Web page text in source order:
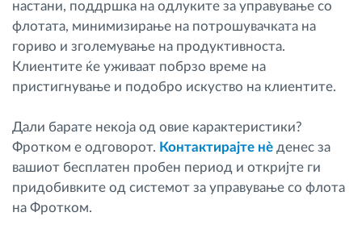
настани, поддршка на одлуките за управување со
флотата, минимизирање на потрошувачката на
гориво и зголемување на продуктивноста.
Клиентите ќе уживаат побрзо време на
пристигнување и подобро искуство на клиентите.
Дали барате некоја од овие карактеристики?
Фротком е одговорот. Контактирајте нè денес за
вашиот бесплатен пробен период и откријте ги
придобивките од системот за управување со флота
на Фротком.